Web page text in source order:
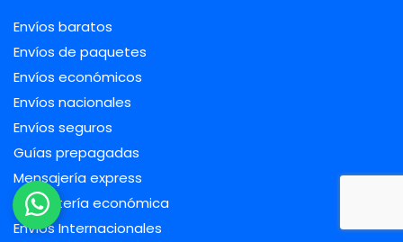
Envíos baratos
Envíos de paquetes
Envíos económicos
Envíos nacionales
Envíos seguros
Guías prepagadas
Mensajería express
Paquetería económica
Envíos Internacionales